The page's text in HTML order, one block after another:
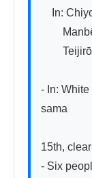
In:
Teijirō
- In:
sama
15th,
- Six